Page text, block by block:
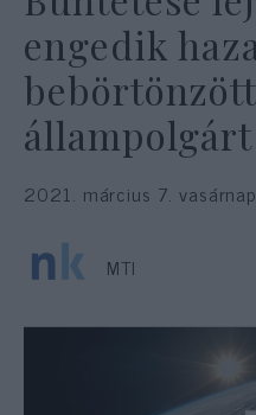
engedik
állampolgárt
2021. március 7.
MTI